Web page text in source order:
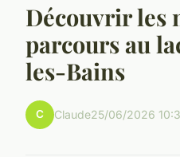
Découvrir les
parcours au
les-Bains
C Claude25/06/2026